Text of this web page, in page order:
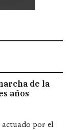
de la
años
por el